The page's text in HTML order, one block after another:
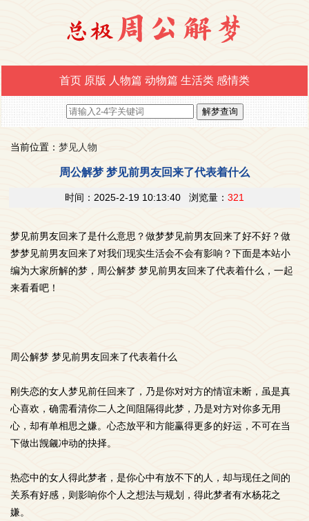
首页 原版 人物篇 动物篇 生活类 感情类
当前位置： 梦见人物
周公解梦 梦见前男友回来了代表着什么
时间：2025-2-19 10:13:40 浏览量： 321
梦见前男友回来了是什么意思？做梦梦见前男友回来了好不好？做
梦梦见前男友回来了对我们现实生活会不会有影响？下面是本站小
编为大家所解的梦，周公解梦 梦见前男友回来了代表着什么，一起
来看看吧！
周公解梦 梦见前男友回来了代表着什么
刚失恋的女人梦见前任回来了，乃是你对对方的情谊未断，虽是真
心喜欢，确需看清你二人之间阻隔得此梦，乃是对方对你多无用
心，却有单相思之嫌。心态放平和方能赢得更多的好运，不可在当
下做出觊觎冲动的抉择。
热恋中的女人得此梦者，是你心中有放不下的人，却与现任之间的
关系有好感，则影响你个人之想法与规划，得此梦者有水杨花之
嫌。